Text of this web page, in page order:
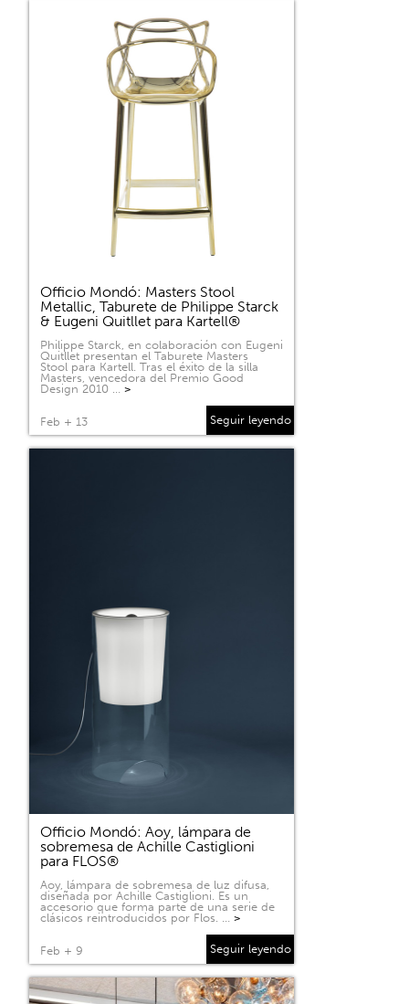
Officio Mondó: Masters Stool
Metallic, Taburete de Philippe Starck
& Eugeni Quitllet para Kartell®
Philippe Starck, en colaboración con Eugeni
Quitllet presentan el Taburete Masters
Stool para Kartell. Tras el éxito de la silla
Masters, vencedora del Premio Good
Design 2010 … >
Feb + 13 Seguir leyendo
Officio Mondó: Aoy, lámpara de
sobremesa de Achille Castiglioni
para FLOS®
Aoy, lámpara de sobremesa de luz difusa,
diseñada por Achille Castiglioni. Es un
accesorio que forma parte de una serie de
clásicos reintroducidos por Flos. … >
Feb + 9 Seguir leyendo